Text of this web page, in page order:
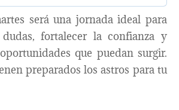
será una jornada ideal para
fortalecer la confianza y
que puedan surgir.
preparados los astros para tu